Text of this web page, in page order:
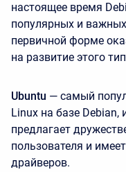
настоящее время
популярных и
первичной форме
на развитие этого
Ubuntu — самый
Linux на базе Debian,
предлагает
пользователя и
драйверов.